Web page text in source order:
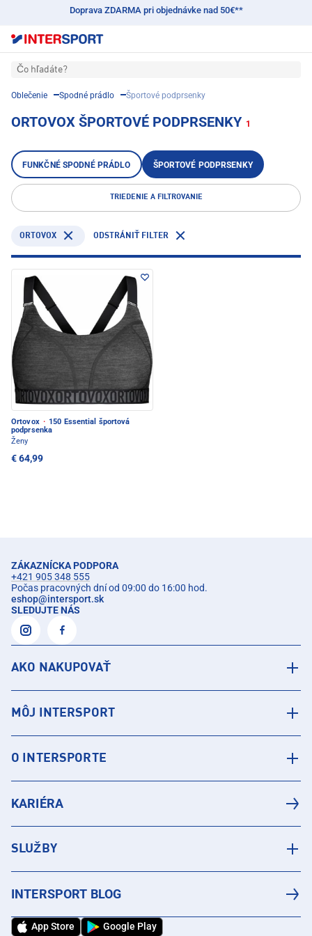
Doprava ZDARMA pri objednávke nad 50€**
Čo hľadáte?
Oblečenie Spodné prádlo Športové podprsenky
ORTOVOX ŠPORTOVÉ PODPRSENKY 1
FUNKČNÉ SPODNÉ PRÁDLO ŠPORTOVÉ PODPRSENKY
TRIEDENIE A FILTROVANIE
ORTOVOX ODSTRÁNIŤ FILTER
Ortovox · 150 Essential športová
podprsenka
Ženy
€ 64,99
ZÁKAZNÍCKA PODPORA
+421 905 348 555
Počas pracovných dní od 09:00 do 16:00 hod.
eshop@intersport.sk
SLEDUJTE NÁS
AKO NAKUPOVAŤ
MÔJ INTERSPORT
O INTERSPORTE
KARIÉRA
SLUŽBY
INTERSPORT BLOG
App Store Google Play